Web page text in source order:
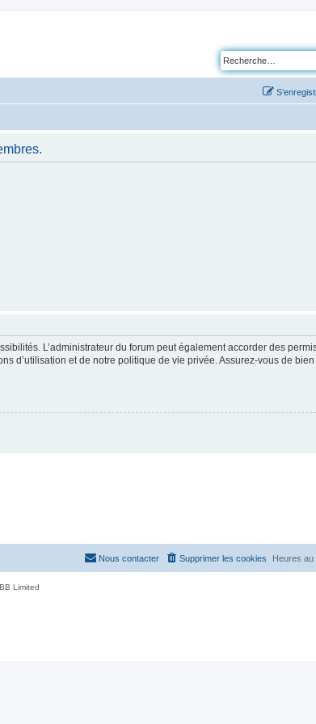
L’administrateur du forum peut également accorder des
d’utilisation et de notre politique de vie privée. Assurez-vous de
Heures au
Supprimer les cookies
Nous contacter
Limited